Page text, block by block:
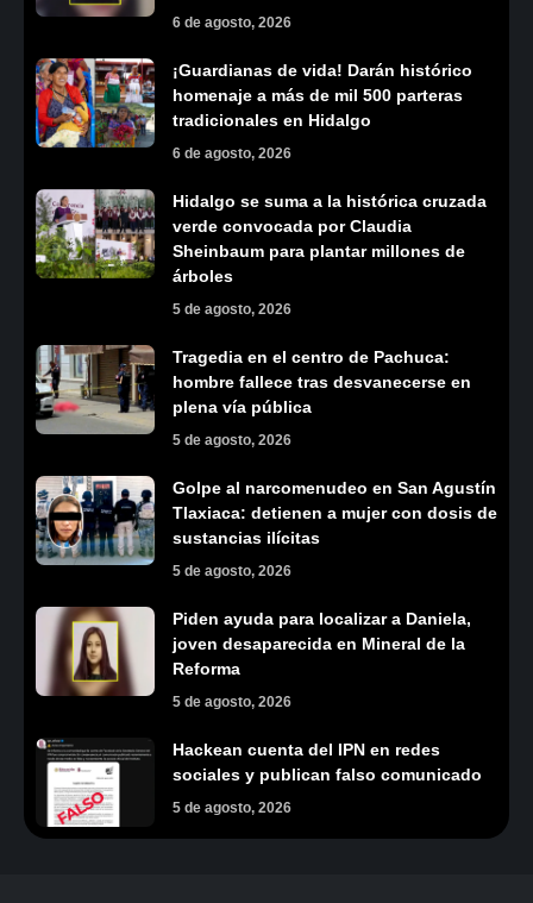
6 de agosto, 2026
¡Guardianas de vida! Darán histórico
homenaje a más de mil 500 parteras
tradicionales en Hidalgo
6 de agosto, 2026
Hidalgo se suma a la histórica cruzada
verde convocada por Claudia
Sheinbaum para plantar millones de
árboles
5 de agosto, 2026
Tragedia en el centro de Pachuca:
hombre fallece tras desvanecerse en
plena vía pública
5 de agosto, 2026
Golpe al narcomenudeo en San Agustín
Tlaxiaca: detienen a mujer con dosis de
sustancias ilícitas
5 de agosto, 2026
Piden ayuda para localizar a Daniela,
joven desaparecida en Mineral de la
Reforma
5 de agosto, 2026
Hackean cuenta del IPN en redes
sociales y publican falso comunicado
5 de agosto, 2026